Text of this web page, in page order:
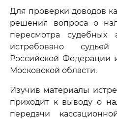
Для проверки доводов
решения вопроса о
пересмотра судебных
истребовано
Российской Федерации
Московской области.
Изучив материалы
приходит к выводу о
передачи